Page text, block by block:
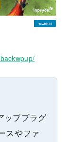
ッププラグ
スやファ